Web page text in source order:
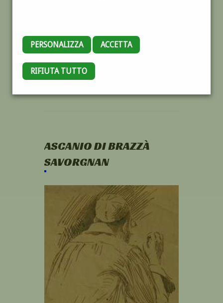
PERSONALIZZA ACCETTA
RIFIUTA TUTTO
ASCANIO DI BRAZZÀ
SAVORGNAN